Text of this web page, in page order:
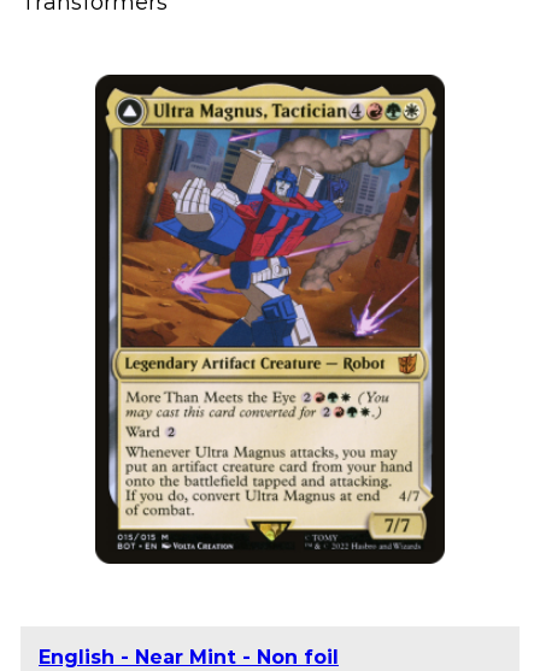
English - Near Mint - Non foil